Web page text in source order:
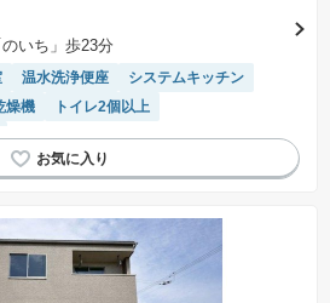
いち」歩23分
温水洗浄便座
システムキッチン
燥機
トイレ2個以上